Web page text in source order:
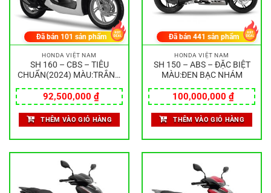
HONDA VIỆT NAM
SH 160 – CBS – TIÊU
CHUẨN(2024) MÀU:TRẮNG
92,500,000 ₫
Đã bán 101 sản phẩm
THÊM VÀO GIỎ HÀNG
HONDA VIỆT NAM
SH 150 – ABS – ĐẶC BIỆT
MÀU:ĐEN BẠC NHÁM
100,000,000 ₫
Đã bán441 sản phẩm
THÊM VÀO GIỎ HÀNG